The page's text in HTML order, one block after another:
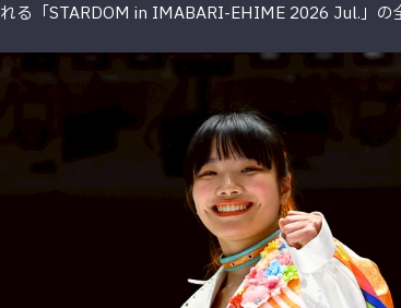
る「STARDOM in IMABARI-EHIME 2026 Jul.」の